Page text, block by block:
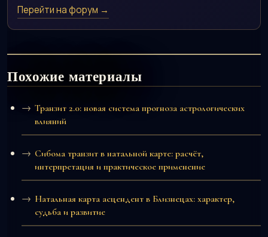
Перейти на форум →
Похожие материалы
Транзит 2.0: новая система прогноза астрологических
влияний
Сибома транзит в натальной карте: расчёт,
интерпретация и практическое применение
Натальная карта асцендент в Близнецах: характер,
судьба и развитие